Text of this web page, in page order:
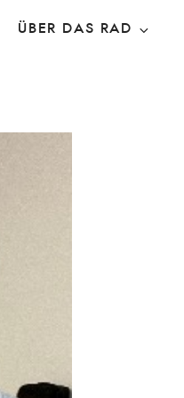
ÜBER DAS RAD